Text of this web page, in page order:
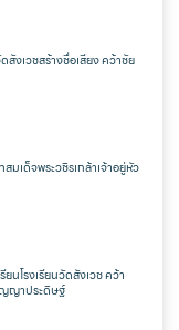
งเวชสร้างชื่อเสียง คว้าชัย
มเด็จพระวชิรเกล้าเจ้าอยู่หัว
ยนโรงเรียนวัดสังเวช คว้า
ญาประดิษฐ์